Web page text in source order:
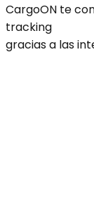
CargoON te
tracking
gracias a las